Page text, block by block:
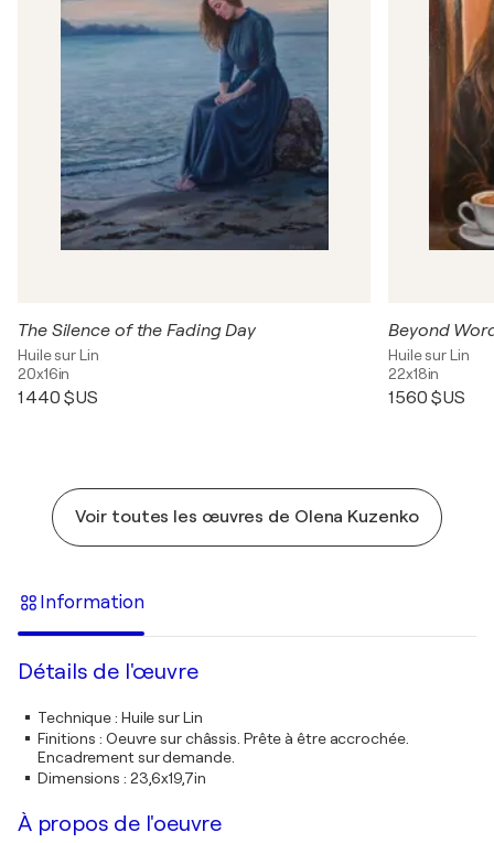
The Silence of the Fading Day
Huile sur Lin
20x16in
1 440 $US
Beyond
Huile sur Lin
22x18in
1 560 $US
Voir toutes les œuvres de Olena Kuzenko
Information
Détails de l'œuvre
Technique: Huile sur Lin
Finitions : Oeuvre sur châssis. Prête à être accrochée.
Encadrement sur demande.
Dimensions : 23,6x19,7in
À propos de l'oeuvre